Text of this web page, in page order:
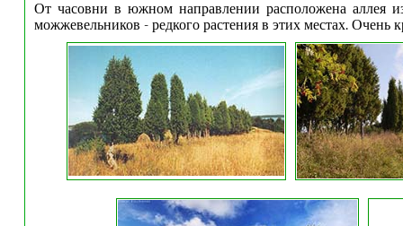
От часовни в южном направлении расположена аллея
можжевельников - редкого растения в этих местах. Очень